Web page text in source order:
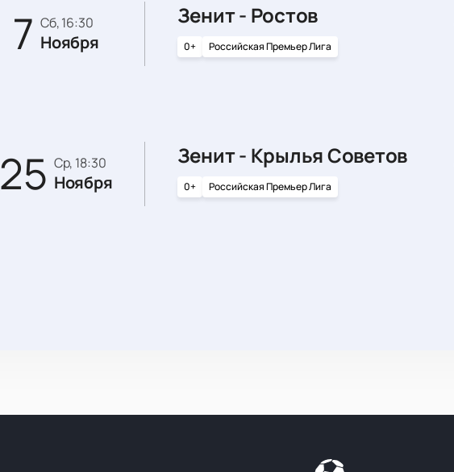
7 сб, 16:30
Ноября
Зенит - Ростов
0+ Российская Премьер Лига
25 ср, 18:30
Ноября
Зенит - Крылья Советов
0+ Российская Премьер Лига